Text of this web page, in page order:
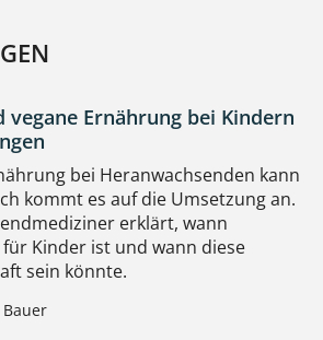
vegane Ernährung bei Kindern
bei Heranwachsenden kann
kommt es auf die Umsetzung an.
erklärt, wann
Kinder ist und wann diese
sein könnte.